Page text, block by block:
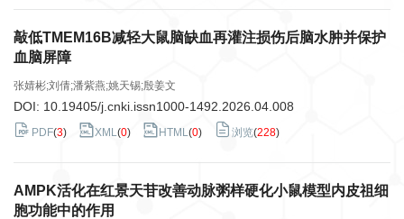
敲低TMEM16B减轻大鼠脑缺血再灌注损伤后脑水肿并保护
血脑屏障
张婧彬;刘倩;潘紫燕;姚天锡;殷姜文
DOI: 10.19405/j.cnki.issn1000-1492.2026.04.008
PDF(3) XML(0) HTML(0) 浏览(228)
AMPK活化在红景天苷改善动脉粥样硬化小鼠模型内皮祖细
胞功能中的作用